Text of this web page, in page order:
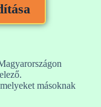
másoknak